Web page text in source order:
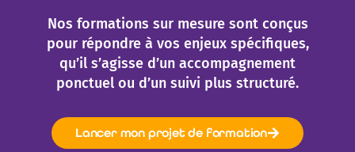
Nos formations sur mesure sont conçus
pour répondre à vos enjeux spécifiques,
qu’il s’agisse d’un accompagnement
ponctuel ou d’un suivi plus structuré.
Lancer mon projet de formation